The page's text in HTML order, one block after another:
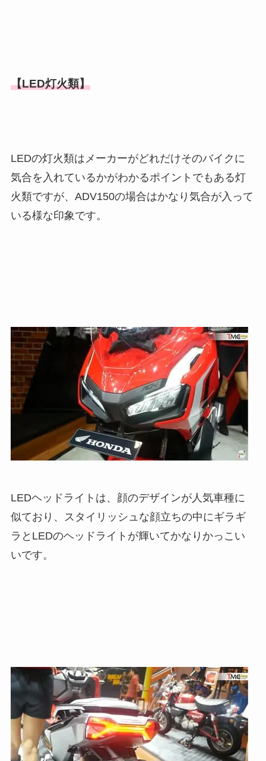
【LED灯火類】
LEDの灯火類はメーカーがどれだけそのバイクに
気合を入れているかがわかるポイントでもある灯
火類ですが、ADV150の場合はかなり気合が入って
いる様な印象です。
LEDヘッドライトは、顔のデザインが人気車種に
似ており、スタイリッシュな顔立ちの中にギラギ
ラとLEDのヘッドライトが輝いてかなりかっこい
いです。